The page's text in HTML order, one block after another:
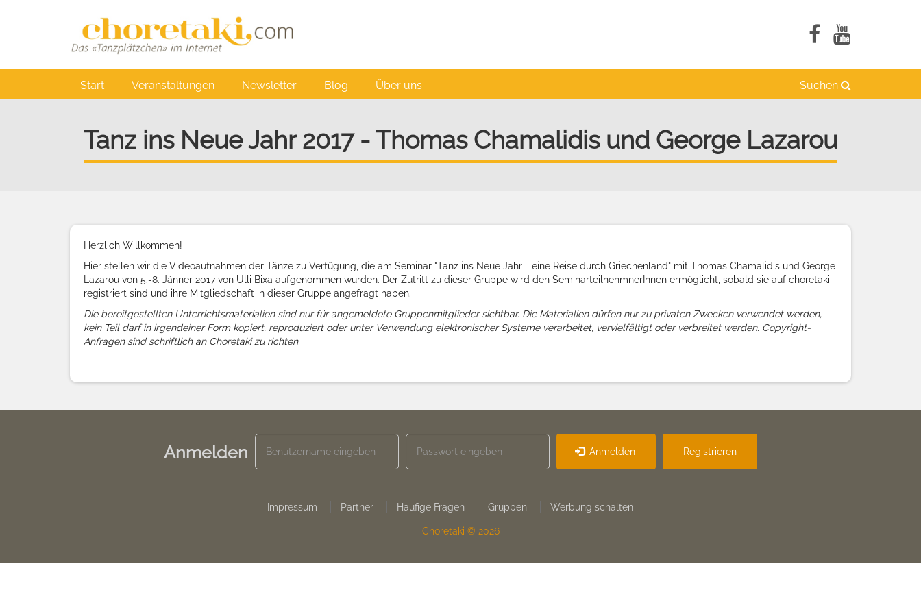
Main
navigation
Start Veranstaltungen Newsletter Blog Über uns Suchen
Tanz ins Neue Jahr 2017 - Thomas Chamalidis und George Lazarou
Herzlich Willkommen!
Hier stellen wir die Videoaufnahmen der Tänze zu Verfügung, die am Seminar "Tanz ins Neue Jahr - eine Reise durch Griechenland" mit Thomas Chamalidis und George
Lazarou von 5.-8. Jänner 2017 von Ulli Bixa aufgenommen wurden. Der Zutritt zu dieser Gruppe wird den SeminarteilnehmnerInnen ermöglicht, sobald sie auf choretaki
registriert sind und ihre Mitgliedschaft in dieser Gruppe angefragt haben.
Die bereitgestellten Unterrichtsmaterialien sind nur für angemeldete Gruppenmitglieder sichtbar. Die Materialien dürfen nur zu privaten Zwecken verwendet werden,
kein Teil darf in irgendeiner Form kopiert, reproduziert oder unter Verwendung elektronischer Systeme verarbeitet, vervielfältigt oder verbreitet werden. Copyright-
Anfragen sind schriftlich an Choretaki zu richten.
Anmelden Anmelden Registrieren
Impressum Partner Häufige Fragen Gruppen Werbung schalten
Choretaki © 2026